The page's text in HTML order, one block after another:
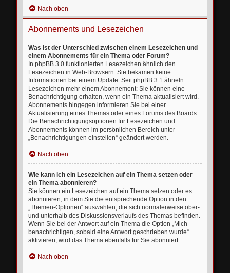
Nach oben
Abonnements und Lesezeichen
Was ist der Unterschied zwischen einem Lesezeichen und
einem Abonnements für ein Thema oder Forum?
In phpBB 3.0 funktionierten Lesezeichen ähnlich den
Lesezeichen in Web-Browsern: Sie bekamen keine
Informationen bei einem Update. Seit phpBB 3.1 ähneln
Lesezeichen mehr einem Abonnement: Sie können eine
Benachrichtigung erhalten, wenn ein Thema aktualisiert wird.
Abonnements hingegen informieren Sie bei einer
Aktualisierung eines Themas oder eines Forums des Boards.
Die Benachrichtigungsoptionen für Lesezeichen und
Abonnements können im persönlichen Bereich unter
„Benachrichtigungen einstellen“ geändert werden.
Nach oben
Wie kann ich ein Lesezeichen auf ein Thema setzen oder
ein Thema abonnieren?
Sie können ein Lesezeichen auf ein Thema setzen oder es
abonnieren, in dem Sie die entsprechende Option in den
„Themen-Optionen“ auswählen, die sich normalerweise ober-
und unterhalb des Diskussionsverlaufs des Themas befinden.
Wenn Sie bei der Antwort auf ein Thema die Option „Mich
benachrichtigen, sobald eine Antwort geschrieben wurde“
aktivieren, wird das Thema ebenfalls für Sie abonniert.
Nach oben